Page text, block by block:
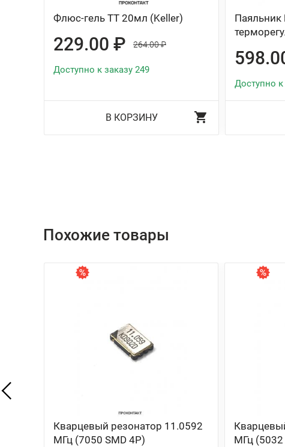
Флюс-гель ТТ 20мл (Keller)
229.00 ₽ 264.00 ₽
Доступно к заказу 249
В КОРЗИНУ
Паяльник
Доступно к
Похожие товары
Кварцевый резонатор 11.0592
МГц (7050 SMD 4P)
МГц (5032